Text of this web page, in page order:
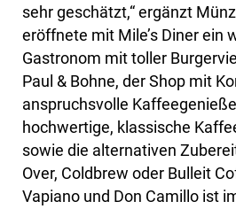
sehr geschätzt,“ ergänzt
eröffnete mit Mile’s Diner ein
Gastronom mit toller
Paul & Bohne, der Shop mit
anspruchsvolle
hochwertige, klassische
sowie die alternativen
Over, Coldbrew oder Bulleit
Vapiano und Don Camillo ist